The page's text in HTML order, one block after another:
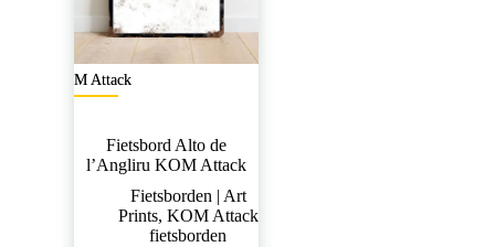
KOM Attack
Fietsbord Alto de
l’Angliru KOM Attack
Fietsborden | Art
Prints, KOM Attack
fietsborden